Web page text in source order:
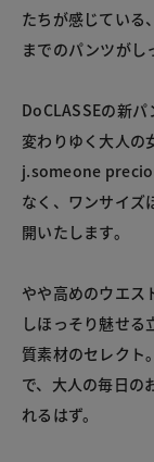
たちが感じている
までのパンツがし
DoCLASSEの新
変わりゆく大人の
j.someone
なく、ワンサイズ
開いたします。
やや高めのウエス
しほっそり魅せる
質素材のセレクト
で、大人の毎日の
れるはず。